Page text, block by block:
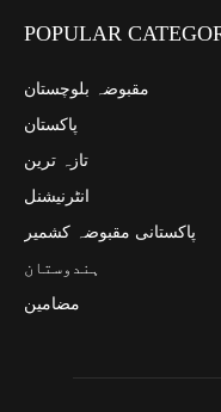
POPULAR
مقبوضہ بلوچستان
پاکستان
تازہ ترین
انٹرنیشنل
پاکستانی مقبوضہ کشمیر
ہندوستان
مضامین